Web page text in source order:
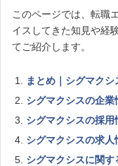
このページでは、転職
イスしてきた知見や経
てご紹介します。
まとめ｜シグマク
シグマクシスの企業
シグマクシスの採用
シグマクシスの求人
シグマクシスに関